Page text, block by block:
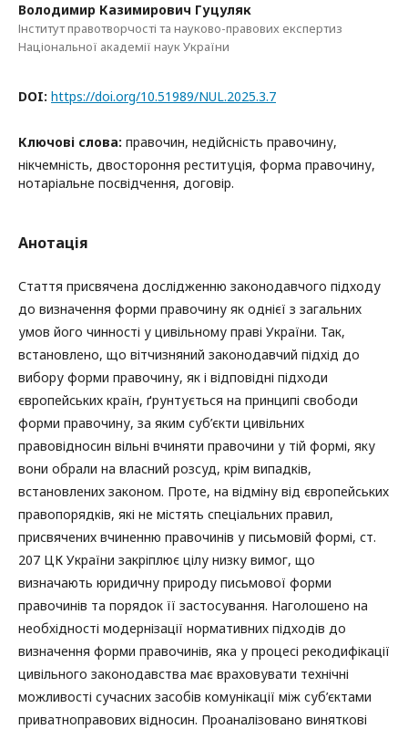
Володимир Казимирович Гуцуляк
Інститут правотворчості та науково-правових експертиз
Національної академії наук України
DOI: https://doi.org/10.51989/NUL.2025.3.7
Ключові слова: правочин, недійсність правочину,
нікчемність, двостороння реституція, форма правочину,
нотаріальне посвідчення, договір.
Анотація
Стаття присвячена дослідженню законодавчого підходу
до визначення форми правочину як однієї з загальних
умов його чинності у цивільному праві України. Так,
встановлено, що вітчизняний законодавчий підхід до
вибору форми правочину, як і відповідні підходи
європейських країн, ґрунтується на принципі свободи
форми правочину, за яким суб’єкти цивільних
правовідносин вільні вчиняти правочини у тій формі, яку
вони обрали на власний розсуд, крім випадків,
встановлених законом. Проте, на відміну від європейських
правопорядків, які не містять спеціальних правил,
присвячених вчиненню правочинів у письмовій формі, ст.
207 ЦК України закріплює цілу низку вимог, що
визначають юридичну природу письмової форми
правочинів та порядок її застосування. Наголошено на
необхідності модернізації нормативних підходів до
визначення форми правочинів, яка у процесі рекодифікації
цивільного законодавства має враховувати технічні
можливості сучасних засобів комунікації між суб’єктами
приватноправових відносин. Проаналізовано виняткові